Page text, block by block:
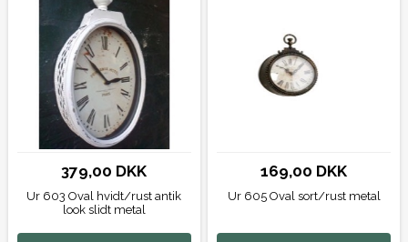
379,00 DKK
Ur 603 Oval hvidt/rust antik
look slidt metal
169,00 DKK
Ur 605 Oval sort/rust metal